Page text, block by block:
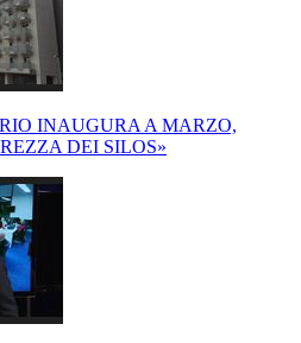
INAUGURA A MARZO,
DEI SILOS»